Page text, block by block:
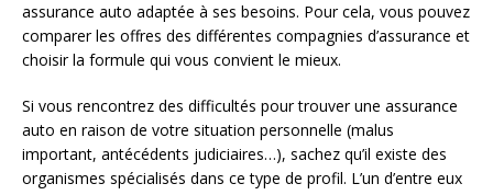
assurance auto adaptée à ses besoins. Pour cela, vous pouvez
comparer les offres des différentes compagnies d’assurance et
choisir la formule qui vous convient le mieux.
Si vous rencontrez des difficultés pour trouver une assurance
auto en raison de votre situation personnelle (malus
important, antécédents judiciaires…), sachez qu’il existe des
organismes spécialisés dans ce type de profil. L’un d’entre eux